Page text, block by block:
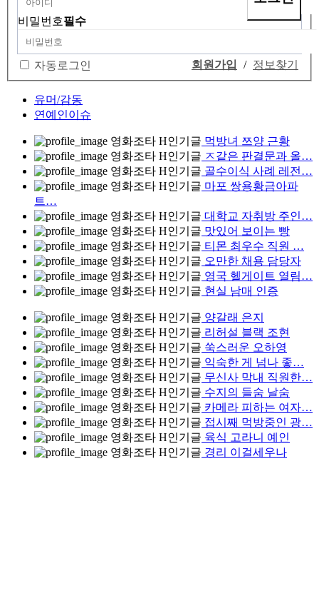
비밀번호필수
자동로그인 회원가입 / 정보찾기
유머/감동
연예인이슈
영화조타 H인기글 먹방녀 쯔양 근황
영화조타 H인기글 ㅈ같은 판결문과 올…
영화조타 H인기글 골수이식 사례 레전…
영화조타 H인기글 마포 쌍용황금아파
트…
영화조타 H인기글 대학교 자취방 주인…
영화조타 H인기글 맛있어 보이는 빵
영화조타 H인기글 티몬 최우수 직원 …
영화조타 H인기글 오만한 채용 담당자
영화조타 H인기글 영국 헬게이트 열림…
영화조타 H인기글 현실 남매 인증
영화조타 H인기글 양갈래 은지
영화조타 H인기글 리허설 블랙 조현
영화조타 H인기글 쑥스러운 오하영
영화조타 H인기글 익숙한 게 넘나 좋…
영화조타 H인기글 무신사 막내 직원한…
영화조타 H인기글 수지의 들숨 날숨
영화조타 H인기글 카메라 피하는 여자…
영화조타 H인기글 접시째 먹방중인 광…
영화조타 H인기글 육식 고라니 예인
영화조타 H인기글 경리 이걸세우나